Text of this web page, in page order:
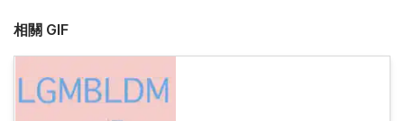
相關 GIF